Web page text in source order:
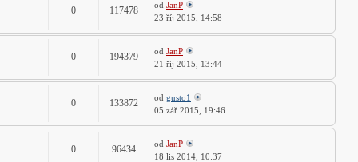
0 117478 od JanP
23 říj 2015, 14:58
0 194379 od JanP
21 říj 2015, 13:44
0 133872 od gusto1
05 zář 2015, 19:46
0 96434 od JanP
18 lis 2014, 10:37